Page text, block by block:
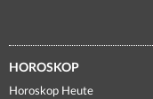
HOROSKOP
Horoskop Heute